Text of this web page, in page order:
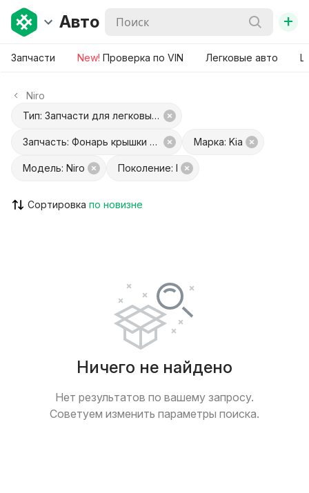
Авто +
Запчасти New! Проверка по VIN Легковые авто
Niro
Тип: Запчасти для легковых авто
Запчасть: Фонарь крышки багажника левый Марка: Kia
Модель: Niro Поколение: I
Сортировка
Ничего не найдено
Нет результатов по вашему запросу.
Советуем изменить параметры поиска.